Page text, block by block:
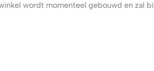
wordt momenteel gebouwd en zal